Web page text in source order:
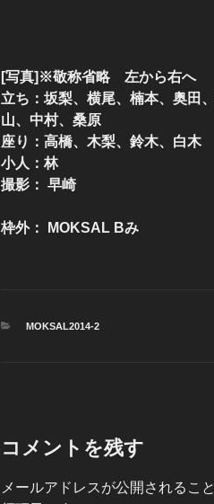
[写真]※敬称省略 左から
立ち：坂梨、横尾、楠本、奥田
山、中村、桑原
座り：高橋、木梨、鈴木、白木
小人：林
撮影： 早崎
枠外： MOKSAL Bみ
カ
MOKSAL2014-2
コメントを残す
メールアドレスが公開されるこ